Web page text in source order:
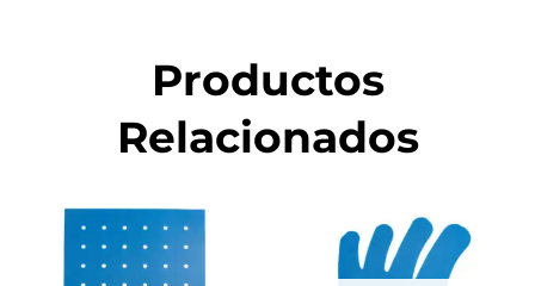
Productos
Relacionados